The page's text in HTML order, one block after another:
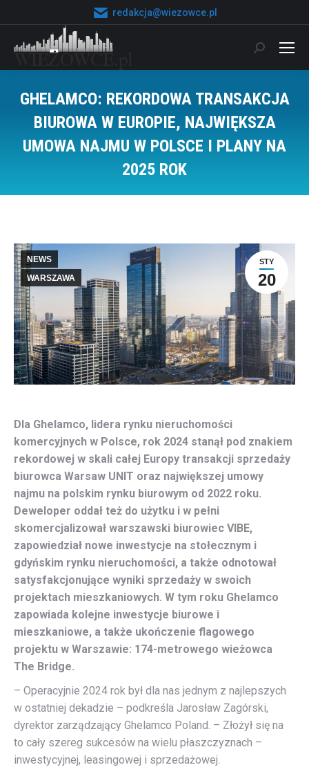
redakcja@wiezowce.pl
Szukaj:
GHELAMCO: REKORDOWA TRANSAKCJA
BIUROWA W EUROPIE, NAJWIĘKSZA
UMOWA NAJMU W POLSCE I PLANY NA
2025 ROK
STY
20
NEWS
WARSZAWA
Dla Ghelamco, lidera rynku nieruchomości
komercyjnych w Polsce, rok 2024 stanął pod znakiem
rekordowej w skali całej Europy transakcji sprzedaży
biurowca Warsaw UNIT oraz największej umowy
najmu na polskim rynku biurowym od 2022 roku.
Deweloper oddał też do użytku i w pełni
skomercjalizował warszawski biurowiec VIBE,
zapowiedział nowe inwestycje na stołecznym i
gdyńskim rynku nieruchomości, a także odnotował
satysfakcjonujące wyniki sprzedaży w swoich
projektach mieszkaniowych. W tym roku Ghelamco
zapowiada kolejne inwestycje biurowe i
mieszkaniowe, a także ukończenie flagowego
projektu w Warszawie: 174-metrowego wieżowca
The Bridge.
– Operacyjnie 2024 rok był dla nas jednym z najlepszych
w ostatniej dekadzie – podkreśla Jarosław Zagórski,
dyrektor zarządzający Ghelamco Poland. – Złożył się na
to cały szereg sukcesów na wielu płaszczyznach –
inwestycyjnej, leasingowej i sprzedażowej.